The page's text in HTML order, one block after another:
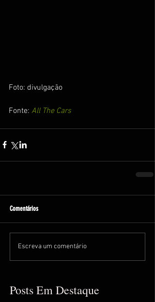
Foto: divulgação
Fonte: All The Cars
Comentários
Escreva um comentário
Posts Em Destaque